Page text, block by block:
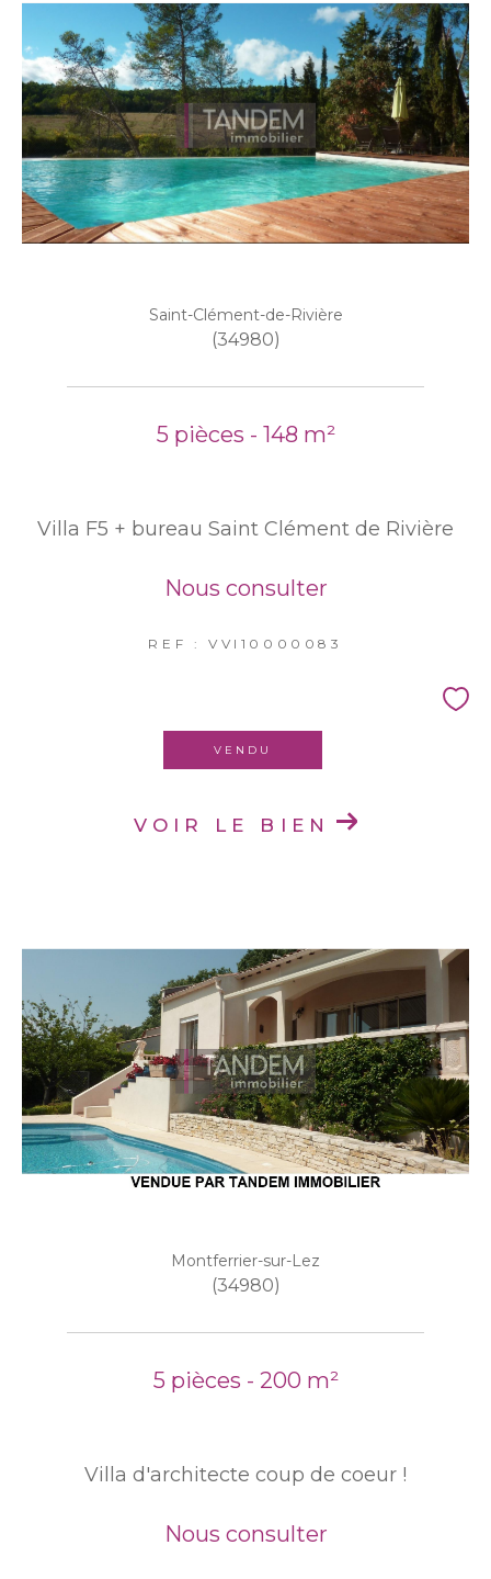
Saint-Clément-de-Rivière
(34980)
5 pièces - 148 m²
Villa F5 + bureau Saint Clément de Rivière
Nous consulter
REF : VVI10000083
VENDU
VOIR LE BIEN
Montferrier-sur-Lez
(34980)
5 pièces - 200 m²
Villa d'architecte coup de coeur !
Nous consulter